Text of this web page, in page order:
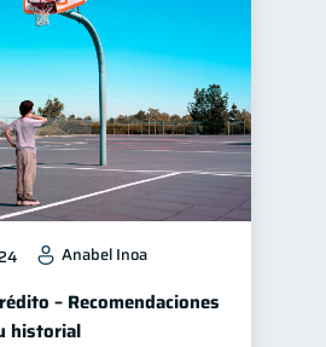
Anabel Inoa
– Recomendaciones
historial